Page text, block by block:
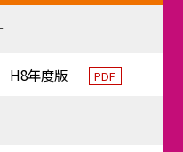
H8年度版 PDF